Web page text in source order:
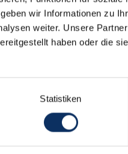
wir Informationen zu
weiter. Unsere
haben oder die
Statistiken